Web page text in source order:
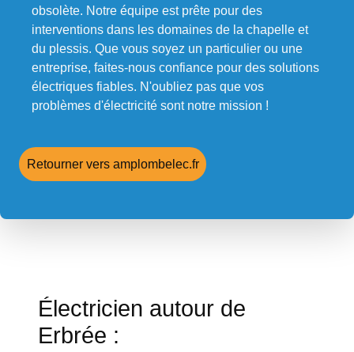
obsolète. Notre équipe est prête pour des
interventions dans les domaines de la chapelle et
du plessis. Que vous soyez un particulier ou une
entreprise, faites-nous confiance pour des solutions
électriques fiables. N'oubliez pas que vos
problèmes d'électricité sont notre mission !
Retourner vers amplombelec.fr
Électricien autour de
Erbrée :